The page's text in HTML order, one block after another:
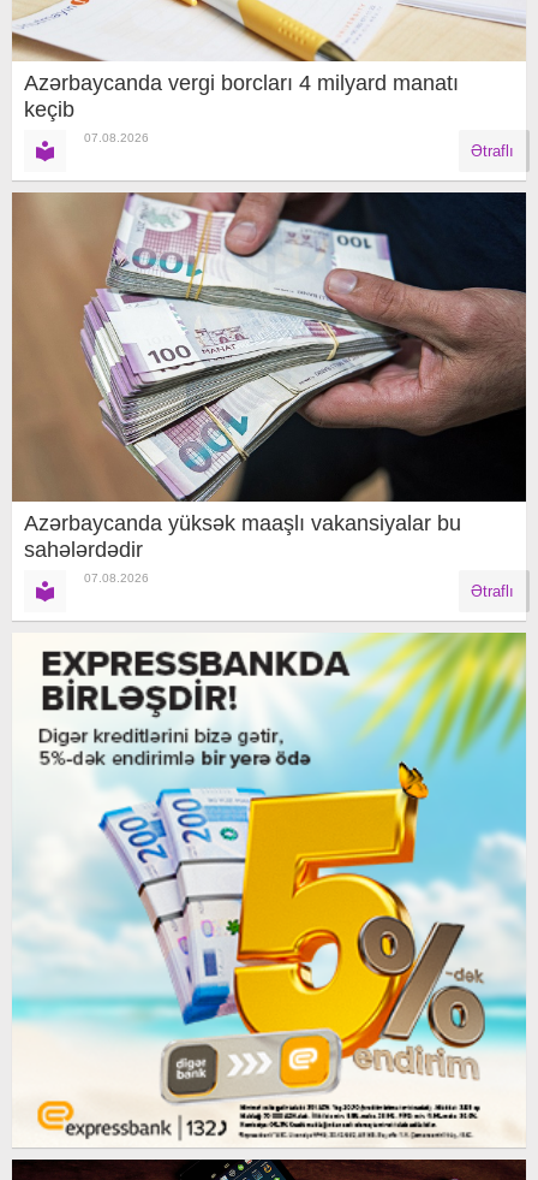
Azərbaycanda vergi borcları 4 milyard manatı
keçib
07.08.2026
Ətraflı
Azərbaycanda yüksək maaşlı vakansiyalar bu
sahələrdədir
07.08.2026
Ətraflı